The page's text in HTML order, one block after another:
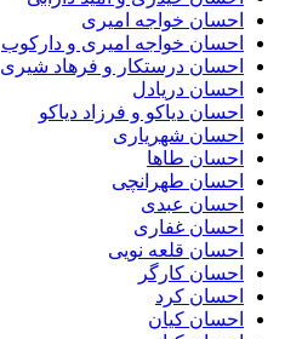
احسان خواجه امیری
احسان خواجه امیری و دارکوب
احسان درستكار و فرهاد شيرى
احسان دریادل
احسان دیاکو و فرزاد دیاکو
احسان شهریاری
احسان طاها
احسان طهرانچی
احسان عبدی
احسان غفاری
احسان قلعه نویی
احسان کارگر
احسان کرد
احسان کیان